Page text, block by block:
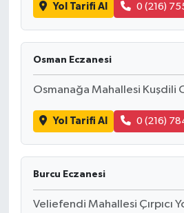
Yol Tarifi Al 0 (216)
Osman Eczanesi
Osmanağa Mahallesi Kuşdili
Yol Tarifi Al 0 (216)
Burcu Eczanesi
Veliefendi Mahallesi Çırpıcı